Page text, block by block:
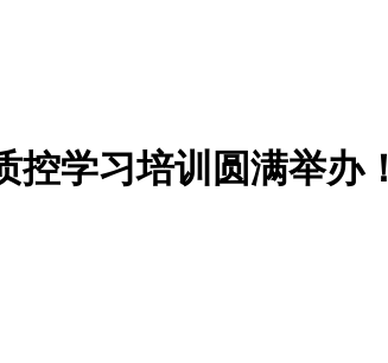
学习培训圆满举办！